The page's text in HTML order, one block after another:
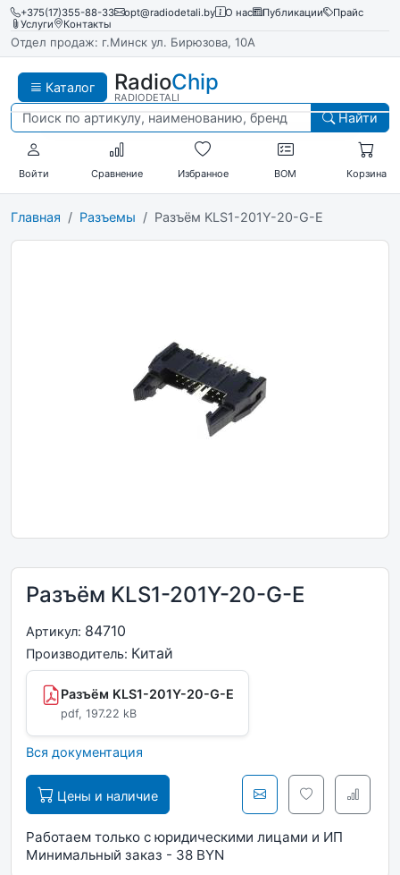
+375(17)355-88-33 opt@radiodetali.by О нас Публикации
Прайс
Услуги
Контакты
Отдел продаж: г.Минск ул. Бирюзова, 10А
Каталог RadioChip
RADIODETALI
Найти
Войти Сравнение Избранное BOM Корзина
Главная Разъемы Разъём KLS1-201Y-20-G-E
Разъём KLS1-201Y-20-G-E
Артикул: 84710
Производитель: Китай
Разъём KLS1-201Y-20-G-E
pdf, 197.22 kB
Вся документация
Цены и наличие
Работаем только с юридическими лицами и ИП
Минимальный заказ - 38 BYN